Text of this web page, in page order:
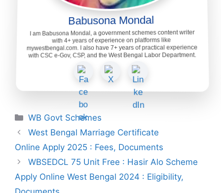
Babusona Mondal
I am Babusona Mondal, a government schemes content writer
with 4+ years of experience on platforms like
mywestbengal.com. I also have 7+ years of practical experience
with CSC e-Gov, CSP, and the West Bengal Labor Department.
Categories
WB Govt Schemes
West Bengal Marriage Certificate
Online Apply 2025 : Fees, Documents
WBSEDCL 75 Unit Free : Hasir Alo Scheme
Apply Online West Bengal 2024 : Eligibility,